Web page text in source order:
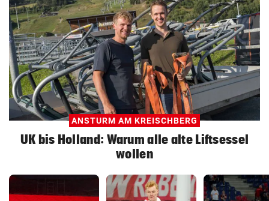
ANSTURM AM KREISCHBERG
UK bis Holland: Warum alle alte Liftsessel
wollen